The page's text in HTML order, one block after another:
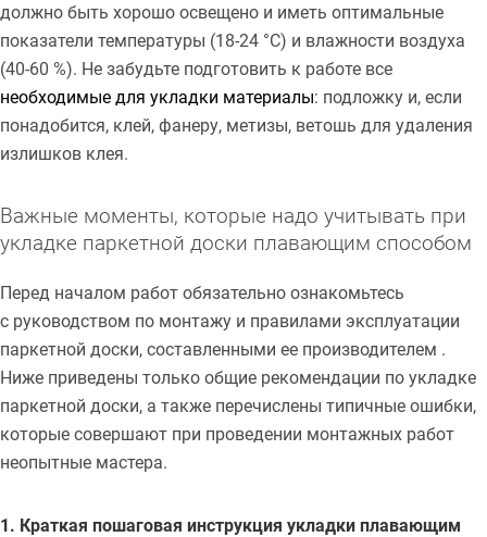
должно быть хорошо освещено и иметь оптимальные
показатели температуры (18-24 °С) и влажности воздуха
(40-60 %). Не забудьте подготовить к работе все
необходимые для укладки материалы: подложку и, если
понадобится, клей, фанеру, метизы, ветошь для удаления
излишков клея.
Важные моменты, которые надо учитывать при
укладке паркетной доски плавающим способом
Перед началом работ обязательно ознакомьтесь
с руководством по монтажу и правилами эксплуатации
паркетной доски, составленными ее производителем .
Ниже приведены только общие рекомендации по укладке
паркетной доски, а также перечислены типичные ошибки,
которые совершают при проведении монтажных работ
неопытные мастера.
1. Краткая пошаговая инструкция укладки плавающим